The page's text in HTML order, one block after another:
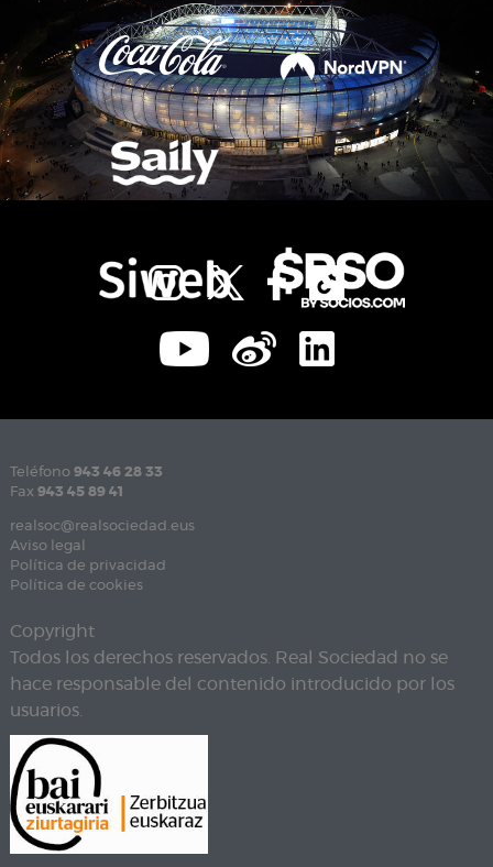
Teléfono 943 46 28 33
Fax 943 45 89 41
realsoc@realsociedad.eus
Aviso legal
Política de privacidad
Política de cookies
Copyright
Todos los derechos reservados. Real Sociedad no se
hace responsable del contenido introducido por los
usuarios.